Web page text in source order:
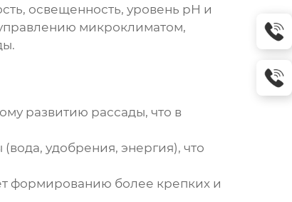
освещенность, уровень pH и
микроклиматом,
развитию рассады, что в
удобрения, энергия), что
формированию более крепких и